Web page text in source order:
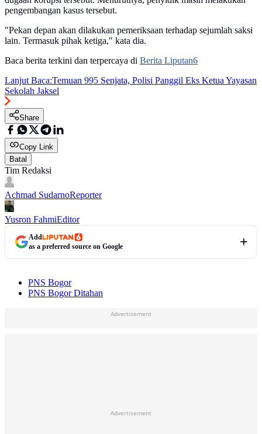
pengembangan kasus tersebut.
"Pekan depan akan dilakukan pemeriksaan terhadap sejumlah saksi
lain. Termasuk pihak ketiga," kata dia.
Baca berita terkini dan terpercaya di Berita Liputan6
Lanjut Baca:Temuan 995 Senjata, Polisi Panggil Eks Ketua Yayasan
Sekolah Jaksel
Share
Copy Link
Batal
Tim Redaksi
Achmad SudarnoReporter
Yusron FahmiEditor
Add
as a preferred source on Google
PNS Bogor
PNS Bogor Ditahan
Advertisement
Advertisement